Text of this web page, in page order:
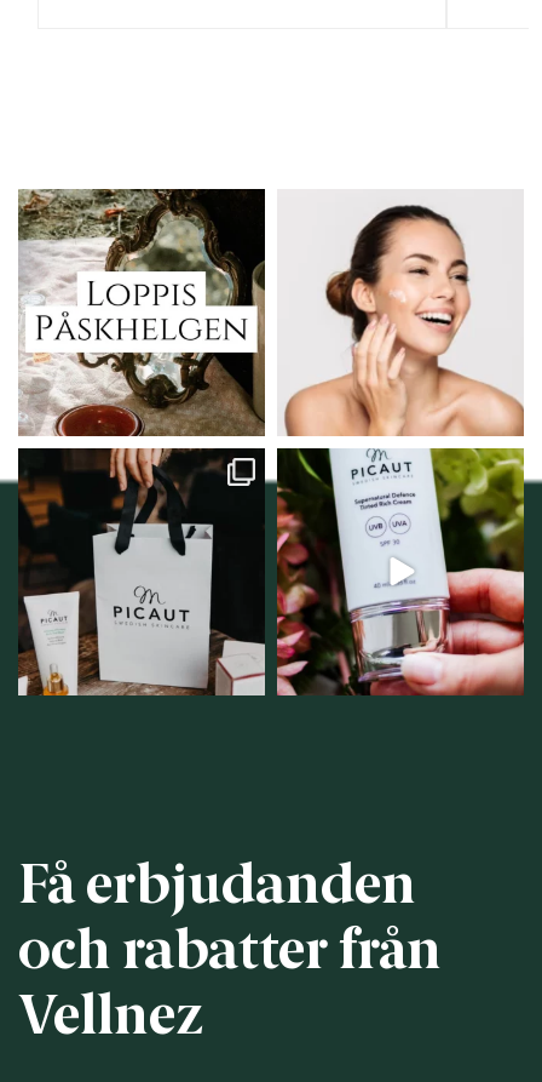
Vi skall ha loppis!
I Vellnez anda;...
6 0
Behandlingserbjudande
februari-mars!
Vi...
0
Vellnez – din
samlingsplats för
personlig handel i
12 0
Njut av solens härliga
strålar men skydda dig...
12 1
Få erbjudanden
och rabatter från
Vellnez